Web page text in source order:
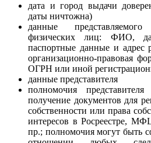
дата и город выдачи
даты ничтожна)
данные
физических лиц: ФИО,
паспортные данные и адрес
организационно-правовая
ОГРН или иной
данные представителя
полномочия
получение документов для
собственности или права
интересов в Росреестре,
пр.; полномочия могут быть